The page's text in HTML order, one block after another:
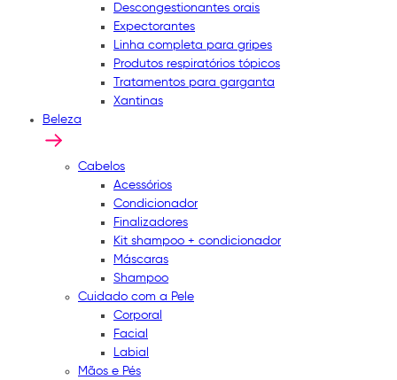
Descongestionantes orais
Expectorantes
Linha completa para gripes
Produtos respiratórios tópicos
Tratamentos para garganta
Xantinas
Beleza
Cabelos
Acessórios
Condicionador
Finalizadores
Kit shampoo + condicionador
Máscaras
Shampoo
Cuidado com a Pele
Corporal
Facial
Labial
Mãos e Pés